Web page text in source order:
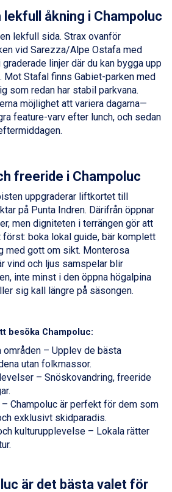
kr.
6.295 kr.
kr.
kr.
kr.
5.895 kr.
kr.
kr.
8.595 kr.
9.645 kr.
kr.
kr.
8.395 kr.
kr.
6.295 kr.
kr.
kr.
7.395 kr.
6.145 kr.
kr.
kr.
kr.
5.895 kr.
kr.
kr.
från 8.595 kr.
5.945 kr.
kr.
9.645 kr.
kr.
åkning i Champoluc
lekfull sida. Strax ovanför
vid Sarezza/Alpe Ostafa med
linjer där du kan bygga upp
Stafal finns Gabiet-parken med
som redan har stabil parkvana.
möjlighet att variera dagarna—
feature-varv efter lunch, och sedan
freeride i Champoluc
uppgraderar liftkortet till
på Punta Indren. Därifrån öppnar
men digniteten i terrängen gör att
först: boka lokal guide, bär komplett
med gott om sikt. Monterosa
vind och ljus samspelar blir
inte minst i den öppna högalpina
sig kall längre på säsongen.
besöka Champoluc:
– Upplev de bästa
utan folkmassor.
– Snöskovandring, freeride
Champoluc är perfekt för dem som
exklusivt skidparadis.
kulturupplevelse – Lokala rätter
är det bästa valet för